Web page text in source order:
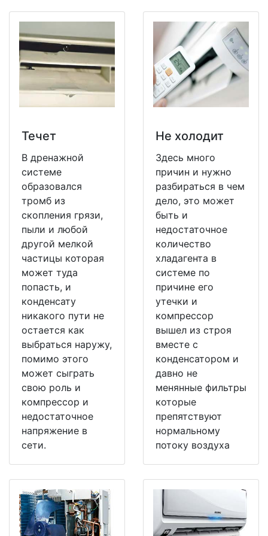
Течет
В дренажной
системе
образовался
тромб из
скопления грязи,
пыли и любой
другой мелкой
частицы которая
может туда
попасть, и
конденсату
никакого пути не
остается как
выбраться наружу,
помимо этого
может сыграть
свою роль и
компрессор и
недостаточное
напряжение в
сети.
Не холодит
Здесь много
причин и нужно
разбираться в чем
дело, это может
быть и
недостаточное
количество
хладагента в
системе по
причине его
утечки и
компрессор
вышел из строя
вместе с
конденсатором и
давно не
менянные фильтры
которые
препятствуют
нормальному
потоку воздуха